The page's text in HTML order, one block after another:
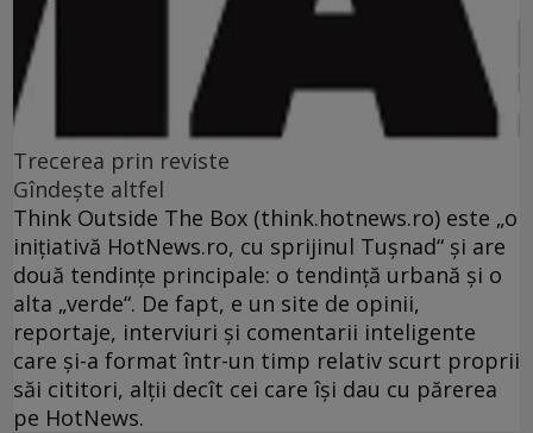
Trecerea prin reviste
Gîndeşte altfel
Think Outside The Box (think.hotnews.ro) este „o
iniţiativă HotNews.ro, cu sprijinul Tuşnad“ şi are
două tendinţe principale: o tendinţă urbană şi o
alta „verde“. De fapt, e un site de opinii,
reportaje, interviuri şi comentarii inteligente
care şi-a format într-un timp relativ scurt proprii
săi cititori, alţii decît cei care îşi dau cu părerea
pe HotNews.